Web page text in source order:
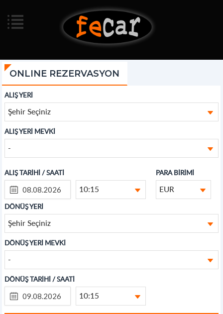
ONLINE REZERVASYON
ALIŞ YERİ
Şehir Seçiniz
ALIŞ YERİ MEVKİ
-
ALIŞ TARİHİ / SAATİ
10:15
PARA BİRİMİ
EUR
DÖNÜŞ YERİ
Şehir Seçiniz
DÖNÜŞ YERİ MEVKİ
-
DÖNÜŞ TARİHİ / SAATİ
10:15